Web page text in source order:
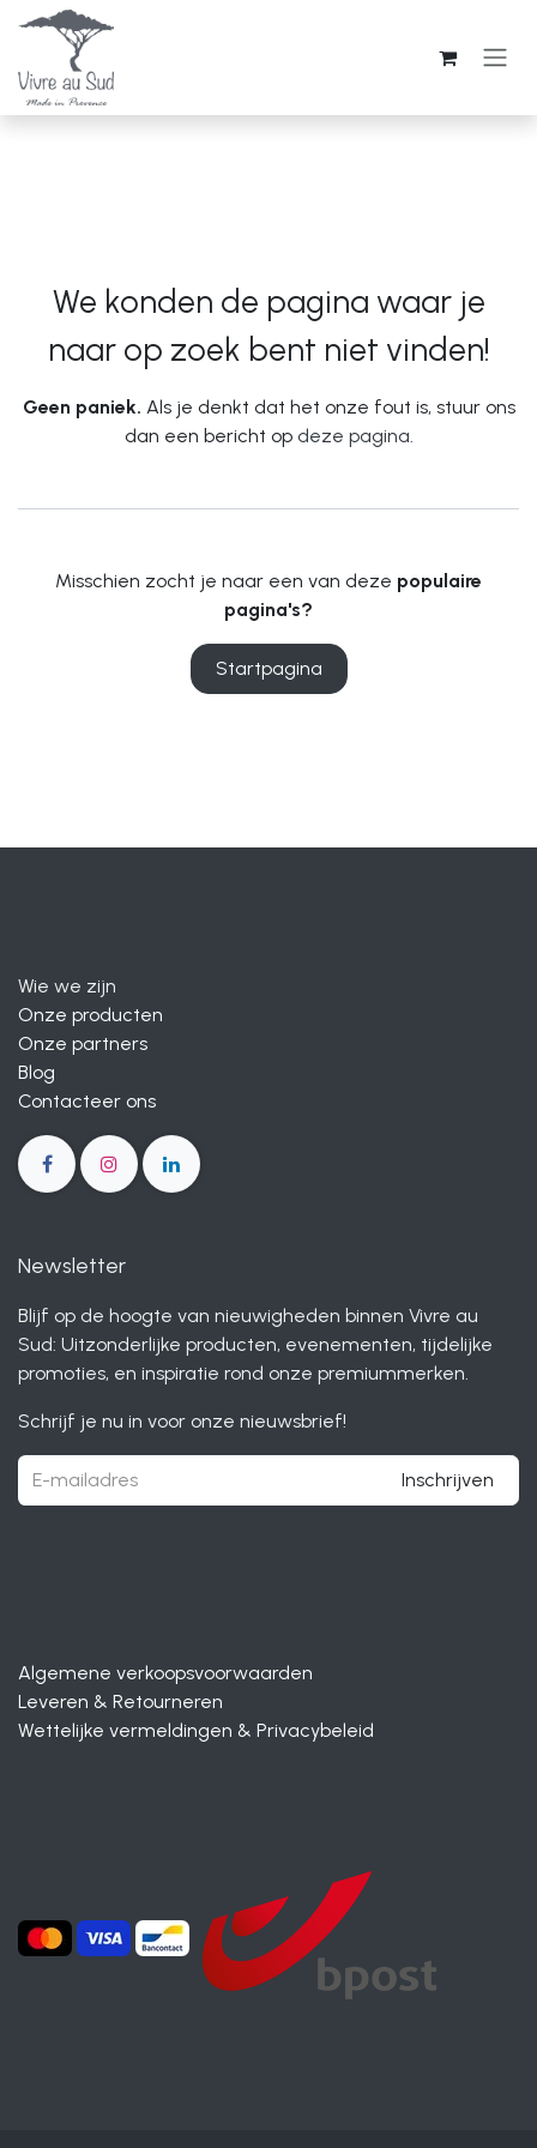
Overslaan naar inhoud
Fout 404
We konden de pagina waar je
naar op zoek bent niet vinden!
Geen paniek. Als je denkt dat het onze fout is, stuur ons
dan een bericht op deze pagina.
Misschien zocht je naar een van deze populaire
pagina's?
Startpagina
Wie we zijn
Onze producten
Onze partners
Blog
Contacteer ons
Newsletter
Blijf op de hoogte van nieuwigheden binnen Vivre au
Sud: Uitzonderlijke producten, evenementen, tijdelijke
promoties, en inspiratie rond onze premiummerken.
Schrijf je nu in voor onze nieuwsbrief!
Inschrijven
Algemene verkoopsvoorwaarden
Leveren & Retourneren
Wettelijke vermeldingen & Privacybeleid